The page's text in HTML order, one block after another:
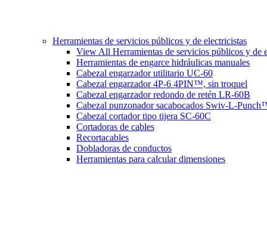
Herramientas de servicios públicos y de electricistas
View All Herramientas de servicios públicos y de
Herramientas de engarce hidráulicas manuales
Cabezal engarzador utilitario UC-60
Cabezal engarzador 4P-6 4PIN™, sin troquel
Cabezal engarzador redondo de retén LR-60B
Cabezal punzonador sacabocados Swiv-L-
Cabezal cortador tipo tijera SC-60C
Cortadoras de cables
Recortacables
Dobladoras de conductos
Herramientas para calcular dimensiones